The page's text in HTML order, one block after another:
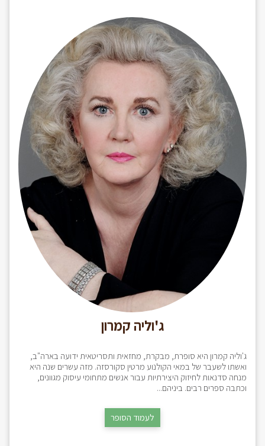
ג'וליה קמרון
ג'וליה קמרון היא סופרת, מבקרת, מחזאית ותסריטאית ידועה בארה"ב,
ואשתו לשעבר של במאי הקולנוע מרטין סקורסזה. מזה עשרים שנה היא
מנחה סדנאות לחיזוק היצירתיות עבור אנשים מתחומי עיסוק מגוונים,
וכתבה ספרים רבים. ביניהם...
לעמוד הסופר